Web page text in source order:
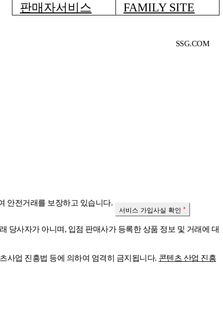
판매자서비스 FAMILY SITE
SSG.COM
안전거래를 보장하고 있습니다.
서비스 가입사실 확인
당사자가 아니며, 입점 판매사가 등록한 상품 정보 및 거래에 대
사업 진흥법 등에 의하여 엄격히 금지됩니다. 콘텐츠 산업 진흥